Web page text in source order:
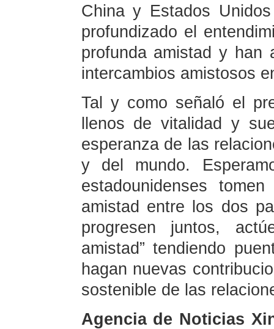
China y Estados
profundizado el
profunda amistad y han
intercambios amistosos
Tal y como señaló el
llenos de vitalidad y
esperanza de las
y del mundo.
estadounidenses
amistad entre los dos
progresen juntos,
amistad” tendiendo
hagan nuevas
sostenible de las
Agencia de Noticias